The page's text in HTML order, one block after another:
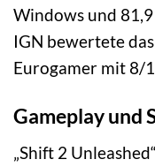
Windows und
IGN bewertete
Eurogamer mit 8/
Gameplay und
„Shift 2